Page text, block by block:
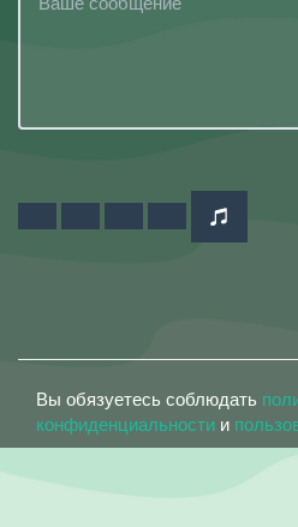
Вы обязуетесь соблюдать
конфиденциальности и